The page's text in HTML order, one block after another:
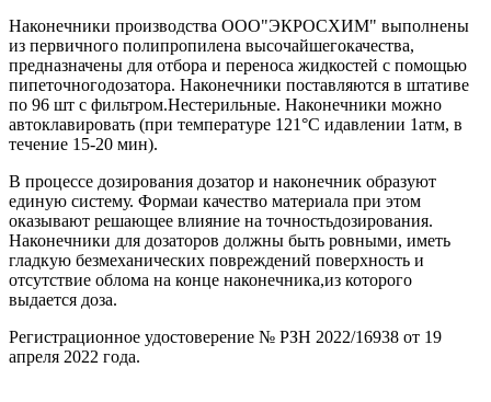
Наконечники производства ООО"ЭКРОСХИМ" выполнены
из первичного полипропилена высочайшегокачества,
предназначены для отбора и переноса жидкостей с помощью
пипеточногодозатора. Наконечники поставляются в штативе
по 96 шт с фильтром.Нестерильные. Наконечники можно
автоклавировать (при температуре 121°С идавлении 1атм, в
течение 15-20 мин).
В процессе дозирования дозатор и наконечник образуют
единую систему. Формаи качество материала при этом
оказывают решающее влияние на точностьдозирования.
Наконечники для дозаторов должны быть ровными, иметь
гладкую безмеханических повреждений поверхность и
отсутствие облома на конце наконечника,из которого
выдается доза.
Регистрационное удостоверение № РЗН 2022/16938 от 19
апреля 2022 года.